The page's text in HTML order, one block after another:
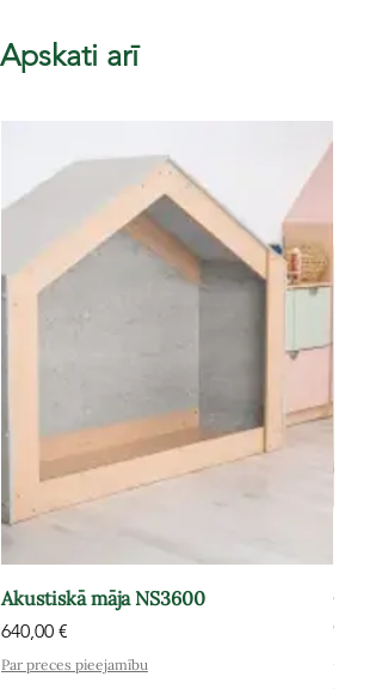
Apskati arī
Akustiskā māja NS3600
Cena
640,00 €
Par preces pieejamību 575,00